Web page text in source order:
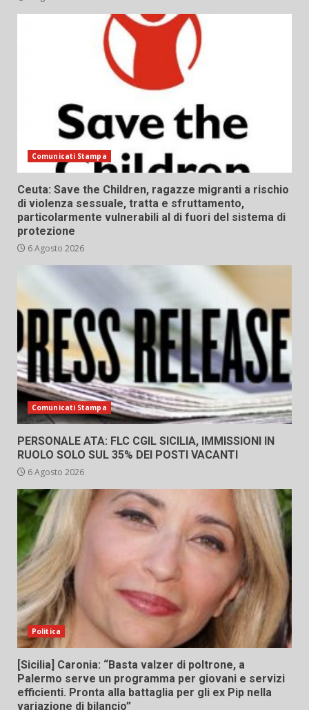
Comunicati Stampa
Ceuta: Save the Children, ragazze migranti a rischio
di violenza sessuale, tratta e sfruttamento,
particolarmente vulnerabili al di fuori del sistema di
protezione
6 Agosto 2026
Comunicati Stampa
PERSONALE ATA: FLC CGIL SICILIA, IMMISSIONI IN
RUOLO SOLO SUL 35% DEI POSTI VACANTI
6 Agosto 2026
Politica
[Sicilia] Caronia: “Basta valzer di poltrone, a
Palermo serve un programma per giovani e servizi
efficienti. Pronta alla battaglia per gli ex Pip nella
variazione di bilancio”